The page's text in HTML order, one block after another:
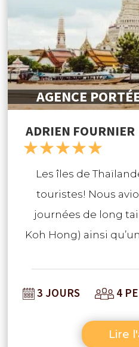
AGENCE
ADRIEN FOURNIER
☆☆☆☆☆
Les îles de
touristes! Nous
journées de long
Koh Hong) ainsi
mais nous avons
cela, et avons pu
3 JOURS 4
Lire